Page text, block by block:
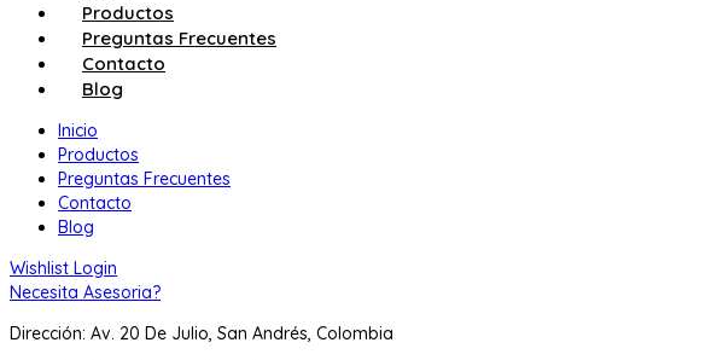
Productos
Preguntas Frecuentes
Contacto
Blog
Inicio
Productos
Preguntas Frecuentes
Contacto
Blog
Wishlist Login
Necesita Asesoria?
Dirección: Av. 20 De Julio, San Andrés, Colombia